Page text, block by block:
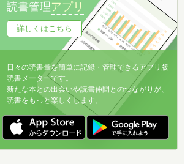
読書管理アプリ
詳しくはこちら
日々の読書量を簡単に記録・管理できるアプリ版
読書メーターです。
新たな本との出会いや読書仲間とのつながりが、
読書をもっと楽しくします。